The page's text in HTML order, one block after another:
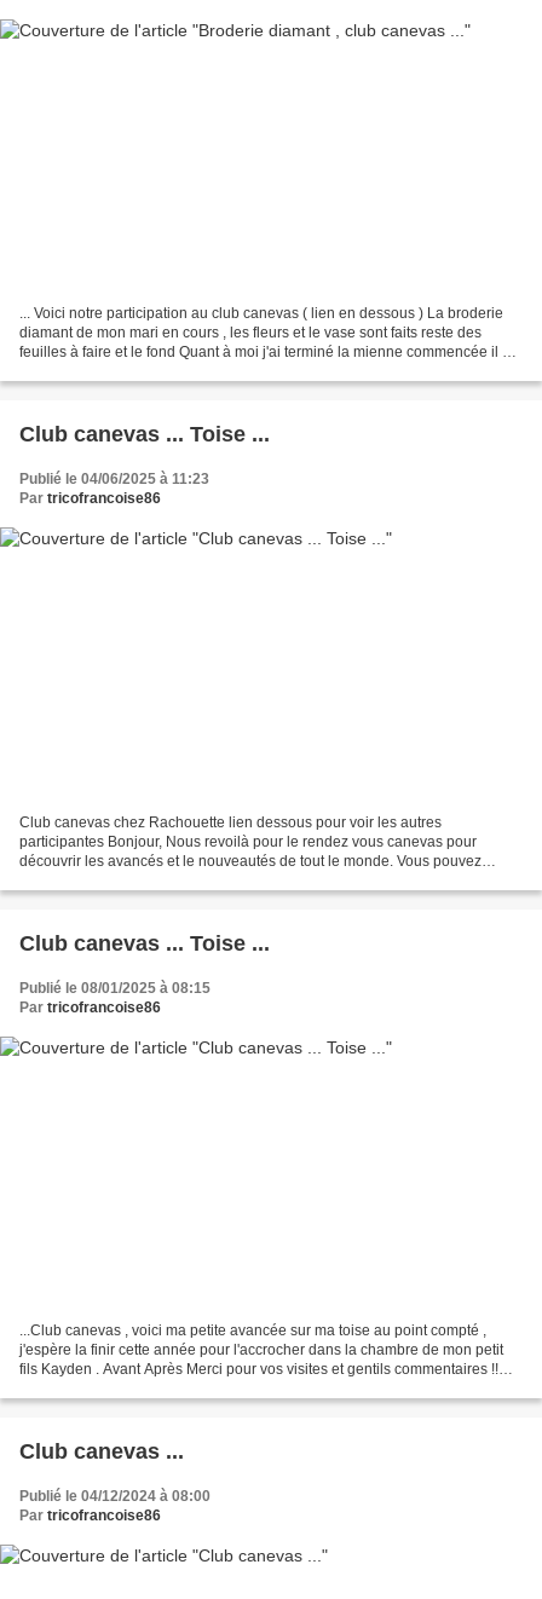
... Voici notre participation au club canevas ( lien en dessous ) La broderie
diamant de mon mari en cours , les fleurs et le vase sont faits reste des
feuilles à faire et le fond Quant à moi j'ai terminé la mienne commencée il y a
Club canevas ... Toise ...
Publié le 04/06/2025 à 11:23
Par tricofrancoise86
Club canevas chez Rachouette lien dessous pour voir les autres
participantes Bonjour, Nous revoilà pour le rendez vous canevas pour
découvrir les avancés et le nouveautés de tout le monde. Vous pouvez
Club canevas ... Toise ...
Publié le 08/01/2025 à 08:15
Par tricofrancoise86
...Club canevas , voici ma petite avancée sur ma toise au point compté ,
j'espère la finir cette année pour l'accrocher dans la chambre de mon petit
fils Kayden . Avant Après Merci pour vos visites et gentils commentaires !!
Club canevas ...
Publié le 04/12/2024 à 08:00
Par tricofrancoise86